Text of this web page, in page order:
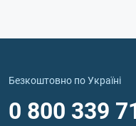
Безкоштовно по Україні
0 800 339